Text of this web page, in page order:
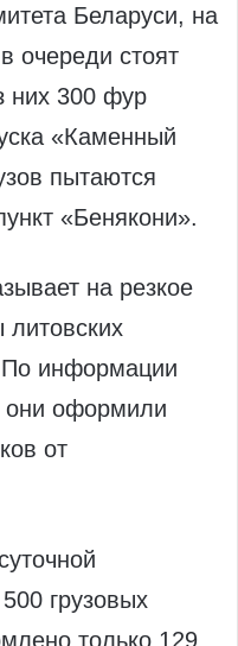
Беларуси, на
очереди стоят
них 300 фур
«Каменный
пытаются
«Бенякони».
на резкое
информации
они оформили
от
грузовых
только 129